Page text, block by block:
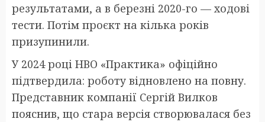
результатами, а в березні 2020-го — ходові
тести. Потім проєкт на кілька років
призупинили.
У 2024 році НВО «Практика» офіційно
підтвердила: роботу відновлено на повну.
Представник компанії Сергій Вилков
пояснив, що стара версія створювалася без